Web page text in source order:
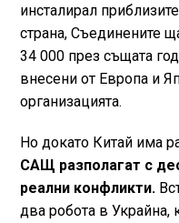
инсталирал
страна, Съединените
34 000 през същата
внесени от Европа и
организацията.
Но докато Китай има
САЩ разполагат с
реални конфликти.
два робота в Украйна,